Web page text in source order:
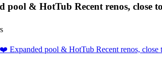
& HotTub Recent renos, close
Expanded pool & HotTub Recent renos, close